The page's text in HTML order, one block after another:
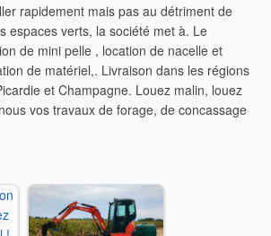
rapidement mais pas au détriment de
espaces verts, la société met à. Le
de mini pelle , location de nacelle et
de matériel,. Livraison dans les régions
et Champagne. Louez malin, louez
vos travaux de forage, de concassage